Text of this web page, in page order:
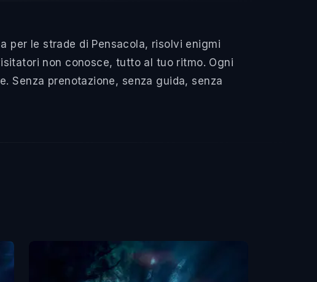
per le strade di Pensacola, risolvi enigmi
non conosce, tutto al tuo ritmo. Ogni
Senza prenotazione, senza guida, senza